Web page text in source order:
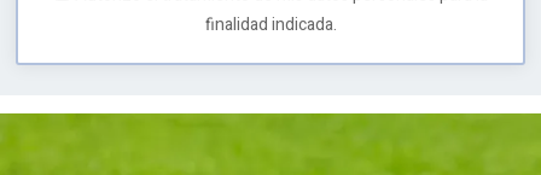
finalidad indicada.